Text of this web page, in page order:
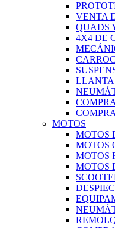
VENTA
QUADS
4X4 DE
MOTOS
MOTOS
MOTOS
MOTOS
MOTOS